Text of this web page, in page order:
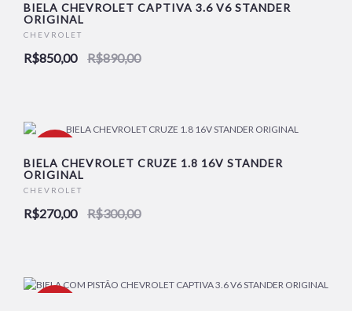
BIELA CHEVROLET CAPTIVA 3.6 V6 STANDER
ORIGINAL
CHEVROLET
R$850,00 R$890,00
BIELA CHEVROLET CRUZE 1.8 16V STANDER
ORIGINAL
CHEVROLET
R$270,00 R$300,00